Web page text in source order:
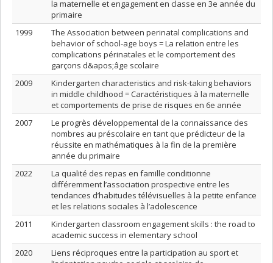
la maternelle et engagement en classe en 3e année du
primaire
1999
The Association between perinatal complications and
behavior of school-age boys = La relation entre les
complications périnatales et le comportement des
garçons d&apos;âge scolaire
2009
Kindergarten characteristics and risk-taking behaviors
in middle childhood = Caractéristiques à la maternelle
et comportements de prise de risques en 6e année
2007
Le progrès développemental de la connaissance des
nombres au préscolaire en tant que prédicteur de la
réussite en mathématiques à la fin de la première
année du primaire
2022
La qualité des repas en famille conditionne
différemment l’association prospective entre les
tendances d’habitudes télévisuelles à la petite enfance
et les relations sociales à l’adolescence
2011
Kindergarten classroom engagement skills : the road to
academic success in elementary school
2020
Liens réciproques entre la participation au sport et